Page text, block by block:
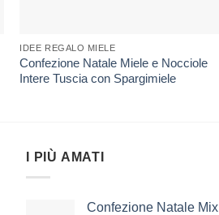
IDEE REGALO MIELE
Confezione Natale Miele e Nocciole
Intere Tuscia con Spargimiele
I PIÙ AMATI
Confezione Natale Mix